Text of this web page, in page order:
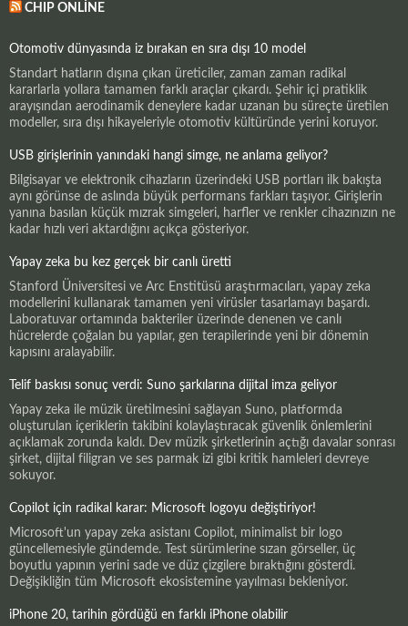
CHIP ONLINE
Otomotiv dünyasında iz bırakan en sıra dışı 10 model
Standart hatların dışına çıkan üreticiler, zaman zaman radikal
kararlarla yollara tamamen farklı araçlar çıkardı. Şehir içi pratiklik
arayışından aerodinamik deneylere kadar uzanan bu süreçte üretilen
modeller, sıra dışı hikayeleriyle otomotiv kültüründe yerini koruyor.
USB girişlerinin yanındaki hangi simge, ne anlama geliyor?
Bilgisayar ve elektronik cihazların üzerindeki USB portları ilk bakışta
aynı görünse de aslında büyük performans farkları taşıyor. Girişlerin
yanına basılan küçük mızrak simgeleri, harfler ve renkler cihazınızın ne
kadar hızlı veri aktardığını açıkça gösteriyor.
Yapay zeka bu kez gerçek bir canlı üretti
Stanford Üniversitesi ve Arc Enstitüsü araştırmacıları, yapay zeka
modellerini kullanarak tamamen yeni virüsler tasarlamayı başardı.
Laboratuvar ortamında bakteriler üzerinde denenen ve canlı
hücrelerde çoğalan bu yapılar, gen terapilerinde yeni bir dönemin
kapısını aralayabilir.
Telif baskısı sonuç verdi: Suno şarkılarına dijital imza geliyor
Yapay zeka ile müzik üretilmesini sağlayan Suno, platformda
oluşturulan içeriklerin takibini kolaylaştıracak güvenlik önlemlerini
açıklamak zorunda kaldı. Dev müzik şirketlerinin açtığı davalar sonrası
şirket, dijital filigran ve ses parmak izi gibi kritik hamleleri devreye
sokuyor.
Copilot için radikal karar: Microsoft logoyu değiştiriyor!
Microsoft'un yapay zeka asistanı Copilot, minimalist bir logo
güncellemesiyle gündemde. Test sürümlerine sızan görseller, üç
boyutlu yapının yerini sade ve düz çizgilere bıraktığını gösterdi.
Değişikliğin tüm Microsoft ekosistemine yayılması bekleniyor.
iPhone 20, tarihin gördüğü en farklı iPhone olabilir